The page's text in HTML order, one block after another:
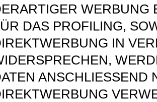
WERBUNG
DAS PROFILING,
IN
ANSCHLIESSEND